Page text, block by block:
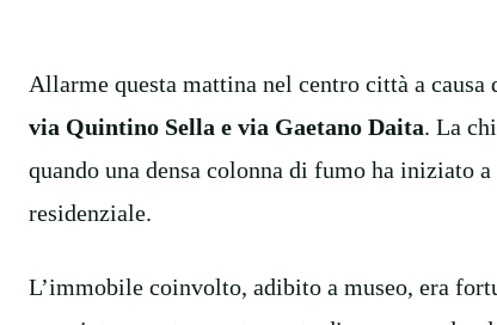
Allarme questa mattina nel centro città a
via Quintino Sella e via Gaetano Daita. La
quando una densa colonna di fumo ha
residenziale.
L’immobile coinvolto, adibito a museo, era